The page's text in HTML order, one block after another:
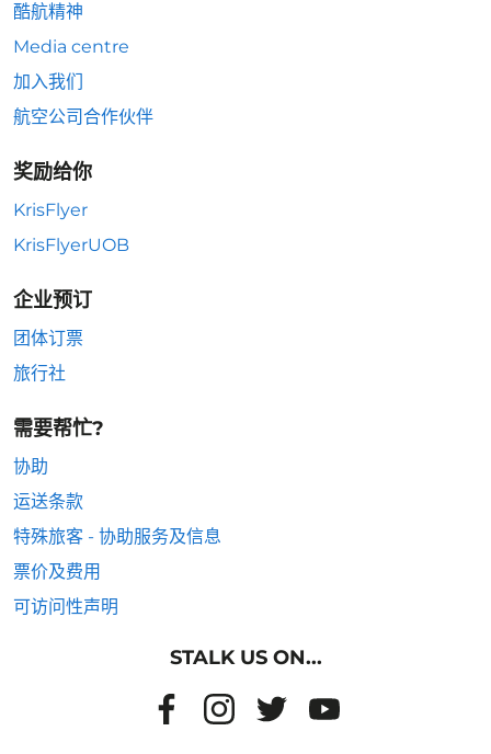
酷航精神
Media centre
加入我们
航空公司合作伙伴
奖励给你
KrisFlyer
KrisFlyerUOB
企业预订
团体订票
旅行社
需要帮忙?
协助
运送条款
特殊旅客 - 协助服务及信息
票价及费用
可访问性声明
STALK US ON...